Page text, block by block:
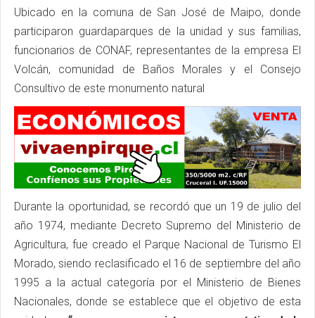
Ubicado en la comuna de San José de Maipo, donde
participaron guardaparques de la unidad y sus familias,
funcionarios de CONAF, representantes de la empresa El
Volcán, comunidad de Baños Morales y el Consejo
Consultivo de este monumento natural
Durante la oportunidad, se recordó que un 19 de julio del
año 1974, mediante Decreto Supremo del Ministerio de
Agricultura, fue creado el Parque Nacional de Turismo El
Morado, siendo reclasificado el 16 de septiembre del año
1995 a la actual categoría por el Ministerio de Bienes
Nacionales, donde se establece que el objetivo de esta